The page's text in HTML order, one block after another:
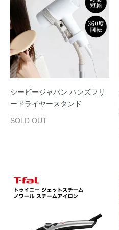
シービージャパン ハンズフリ
ードライヤースタンド
SOLD OUT